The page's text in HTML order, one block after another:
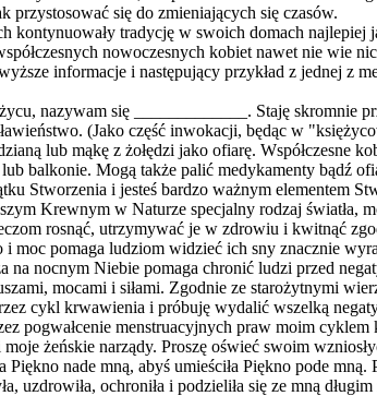
przystosować się do zmieniających się czasów.
kontynuowały tradycję w swoich domach najlepiej
nowoczesnych kobiet nawet nie wie
informacje i następujący przykład z jednej z
nazywam się _____________. Staję skromnie
(Jako część inwokacji, będąc w
lub mąkę z żołędzi jako ofiarę. Współczesne
balkonie. Mogą także palić medykamenty bądź
Stworzenia i jesteś bardzo ważnym elementem
Krewnym w Naturze specjalny rodzaj światła,
rosnąć, utrzymywać je w zdrowiu i kwitnąć
i moc pomaga ludziom widzieć ich sny znacznie
na nocnym Niebie pomaga chronić ludzi przed
mocami i siłami. Zgodnie ze starożytnymi
cykl krwawienia i próbuję wydalić wszelką
pogwałcenie menstruacyjnych praw moim cyklem
moje żeńskie narządy. Proszę oświeć swoim
Piękno nade mną, abyś umieściła Piękno pode
uzdrowiła, ochroniła i podzieliła się ze mną